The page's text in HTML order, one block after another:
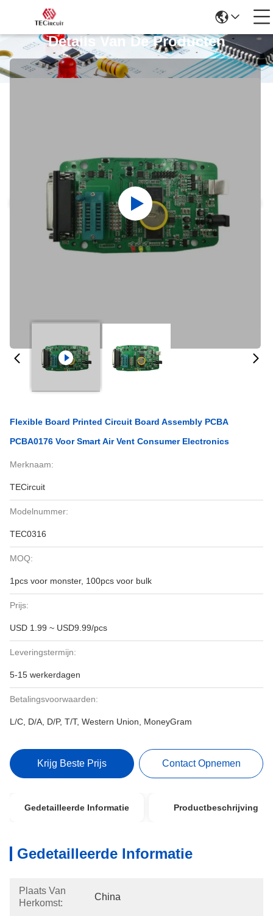
Details Van De Producten
Flexible Board Printed Circuit Board Assembly PCBA
PCBA0176 Voor Smart Air Vent Consumer Electronics
Merknaam:
TECircuit
Modelnummer:
TEC0316
MOQ:
1pcs voor monster, 100pcs voor bulk
Prijs:
USD 1.99 ~ USD9.99/pcs
Leveringstermijn:
5-15 werkerdagen
Betalingsvoorwaarden:
L/C, D/A, D/P, T/T, Western Union, MoneyGram
Krijg Beste Prijs Contact Opnemen
Gedetailleerde Informatie Productbeschrijving
Gedetailleerde Informatie
Plaats Van
Herkomst:
China